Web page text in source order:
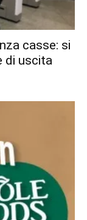
casse: si
di uscita